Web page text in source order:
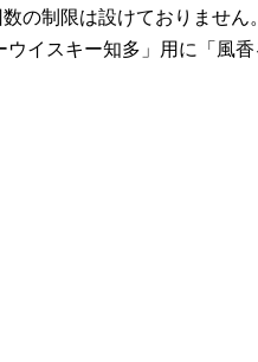
の制限は設けておりません
イスキー知多」用に「風香